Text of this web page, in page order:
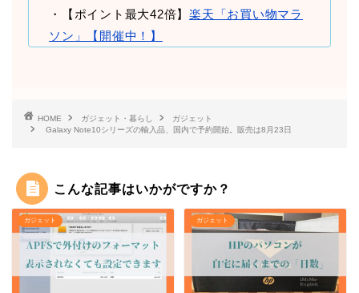
・【ポイント最大42倍】楽天「お買い物マラ
ソン」【開催中！】
HOME ガジェット・暮らし
ガジェット
Galaxy Note10シリーズの輸入品、国内で予約開始。販売は8月23日
こんな記事はいかがですか？
ガジェット ガジェット